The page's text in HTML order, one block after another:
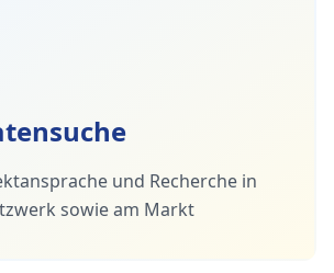
und Recherche in
sowie am Markt